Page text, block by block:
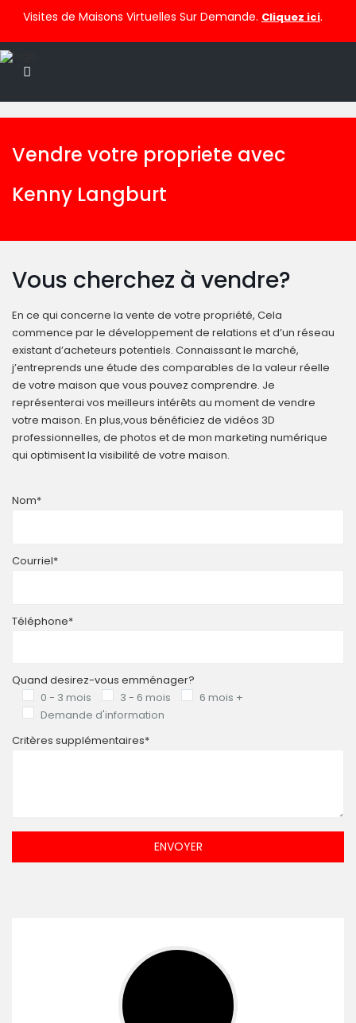
Visites de Maisons Virtuelles Sur Demande. Cliquez ici.
Vendre votre propriete avec
Kenny Langburt
Vous cherchez à vendre?
En ce qui concerne la vente de votre propriété, Cela
commence par le développement de relations et d’un réseau
existant d’acheteurs potentiels. Connaissant le marché,
j’entreprends une étude des comparables de la valeur réelle
de votre maison que vous pouvez comprendre. Je
représenterai vos meilleurs intérêts au moment de vendre
votre maison. En plus,vous bénéficiez de vidéos 3D
professionnelles, de photos et de mon marketing numérique
qui optimisent la visibilité de votre maison.
Nom*
Courriel*
Téléphone*
Quand desirez-vous emménager?
0 - 3 mois
3 - 6 mois
6 mois +
Demande d'information
Critères supplémentaires*